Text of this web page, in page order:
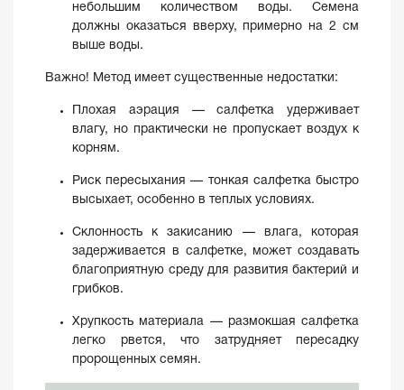
небольшим количеством воды. Семена
должны оказаться вверху, примерно на 2 см
выше воды.
Важно! Метод имеет существенные недостатки:
Плохая аэрация — салфетка удерживает
влагу, но практически не пропускает воздух к
корням.
Риск пересыхания — тонкая салфетка быстро
высыхает, особенно в теплых условиях.
Склонность к закисанию — влага, которая
задерживается в салфетке, может создавать
благоприятную среду для развития бактерий и
грибков.
Хрупкость материала — размокшая салфетка
легко рвется, что затрудняет пересадку
пророщенных семян.